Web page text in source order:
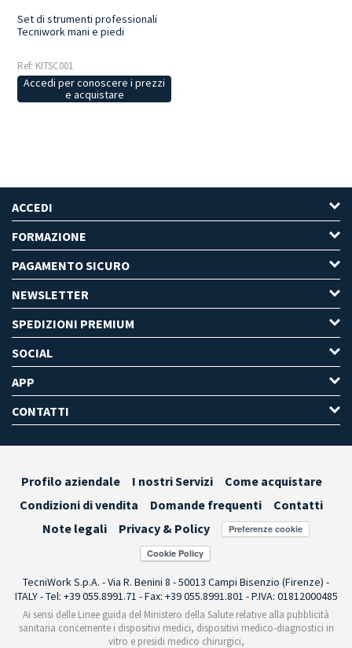
Set di strumenti professionali
Tecniwork mani e piedi
Ref: KITSC001
Accedi per conoscere i prezzi
e acquistare
ACCEDI
FORMAZIONE
PAGAMENTO SICURO
NEWSLETTER
SPEDIZIONI PREMIUM
SOCIAL
APP
CONTATTI
Profilo aziendale I nostri Servizi
Come acquistare
Condizioni di vendita
Domande frequenti
Contatti
Note legali
Privacy & Policy Preferenze cookie
TecniWork S.p.A. - Via R. Benini 8 - 50013 Campi Bisenzio (Firenze) -
ITALY - Tel: +39 055.8991.71 - Fax: +39 055.8991.801 - P.IVA: 01812000485
Ai sensi delle Linee guida del Ministero della Salute relative alla pubblicità
sanitaria concernente i dispositivi medici, dispositivi medico-diagnostici in
vitro e presidi medico chirurgici,